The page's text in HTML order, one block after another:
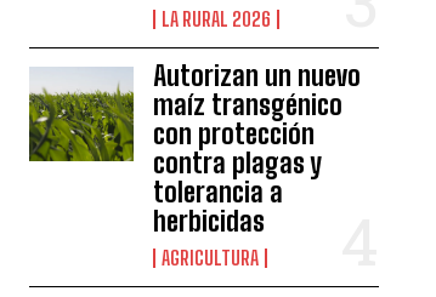
LA RURAL 2026
Autorizan un nuevo
maíz transgénico
con protección
contra plagas y
tolerancia a
herbicidas
AGRICULTURA